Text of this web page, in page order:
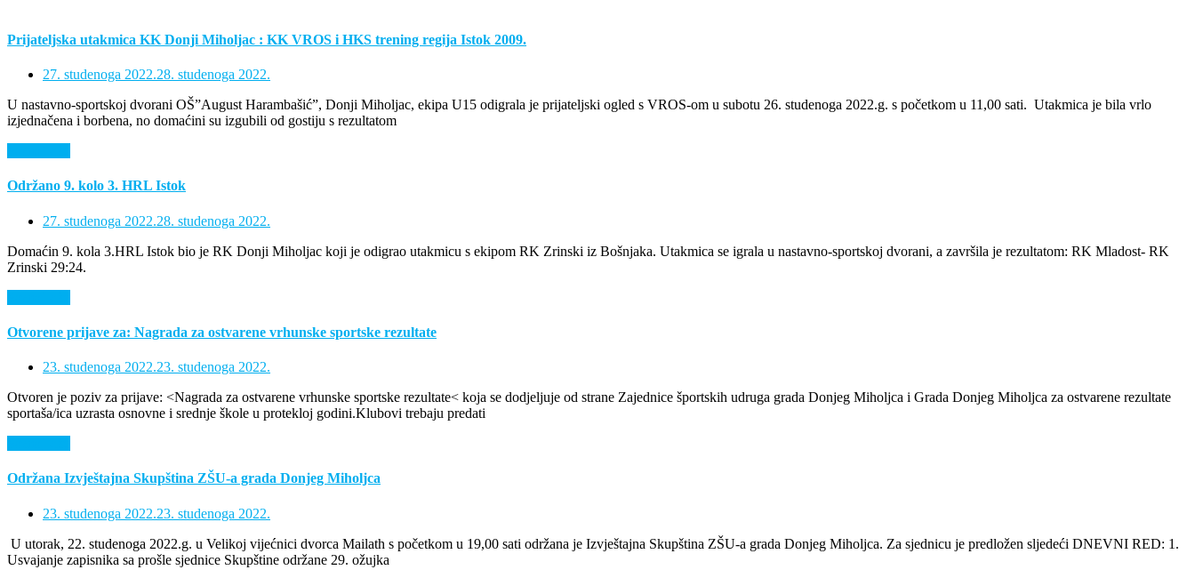
Prijateljska utakmica KK Donji Miholjac : KK VROS i HKS trening regija Istok 2009.
27. studenoga 2022.28. studenoga 2022.
U nastavno-sportskoj dvorani OŠ”August Harambašić”, Donji Miholjac, ekipa U15 odigrala je prijateljski ogled s VROS-om u subotu 26. studenoga 2022.g. s početkom u 11,00 sati. Utakmica je bila vrlo
izjednačena i borbena, no domaćini su izgubili od gostiju s rezultatom
Održano 9. kolo 3. HRL Istok
27. studenoga 2022.28. studenoga 2022.
Domaćin 9. kola 3.HRL Istok bio je RK Donji Miholjac koji je odigrao utakmicu s ekipom RK Zrinski iz Bošnjaka. Utakmica se igrala u nastavno-sportskoj dvorani, a završila je rezultatom: RK Mladost- RK
Zrinski 29:24.
Otvorene prijave za: Nagrada za ostvarene vrhunske sportske rezultate
23. studenoga 2022.23. studenoga 2022.
Otvoren je poziv za prijave: <Nagrada za ostvarene vrhunske sportske rezultate< koja se dodjeljuje od strane Zajednice športskih udruga grada Donjeg Miholjca i Grada Donjeg Miholjca za ostvarene rezultate
sportaša/ica uzrasta osnovne i srednje škole u protekloj godini.Klubovi trebaju predati
Održana Izvještajna Skupština ZŠU-a grada Donjeg Miholjca
23. studenoga 2022.23. studenoga 2022.
U utorak, 22. studenoga 2022.g. u Velikoj vijećnici dvorca Mailath s početkom u 19,00 sati održana je Izvještajna Skupština ZŠU-a grada Donjeg Miholjca. Za sjednicu je predložen sljedeći DNEVNI RED: 1.
Usvajanje zapisnika sa prošle sjednice Skupštine održane 29. ožujka